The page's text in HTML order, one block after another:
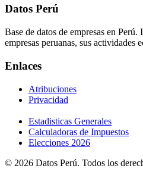
Datos Perú
Base de datos de empresas en
empresas peruanas, sus actividades
Enlaces
Atribuciones
Privacidad
Estadisticas Generales
Calculadoras de Impuestos
Elecciones 2026
© 2026 Datos Perú. Todos los